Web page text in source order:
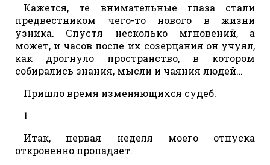
Кажется, те внимательные глаза стали
предвестником чего-то нового в жизни
узника. Спустя несколько мгновений, а
может, и часов после их созерцания он учуял,
как дрогнуло пространство, в котором
собирались знания, мысли и чаяния людей…
Пришло время изменяющихся судеб.
1
Итак, первая неделя моего отпуска
откровенно пропадает.